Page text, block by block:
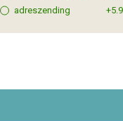
adreszending